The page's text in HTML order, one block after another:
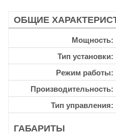
ОБЩИЕ
Мощность
Тип установки
Режим работы
Производительность
Тип управления
ГАБАРИТЫ